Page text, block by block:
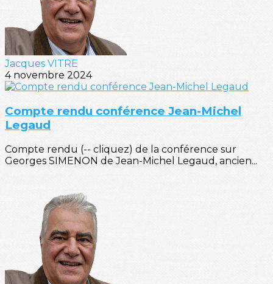
Jacques VITRE
4 novembre 2024
Compte rendu conférence Jean-Michel
Legaud
Compte rendu (-- cliquez) de la conférence sur
Georges SIMENON de Jean-Michel Legaud, ancien...